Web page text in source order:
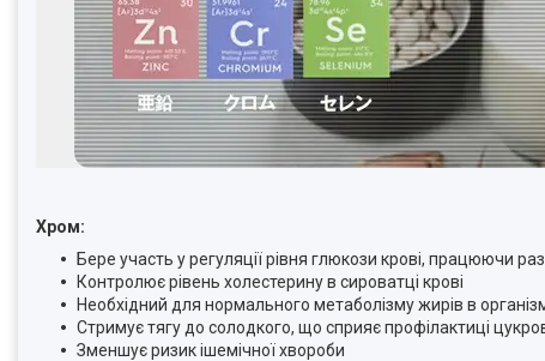
Хром:
Бере участь у регуляції рівня глюкози крові, працюючи
Контролює рівень холестерину в сироватці крові
Необхідний для нормального метаболізму жирів в
Стримує тягу до солодкого, що сприяє профілактиці
Зменшує ризик ішемічної хвороби